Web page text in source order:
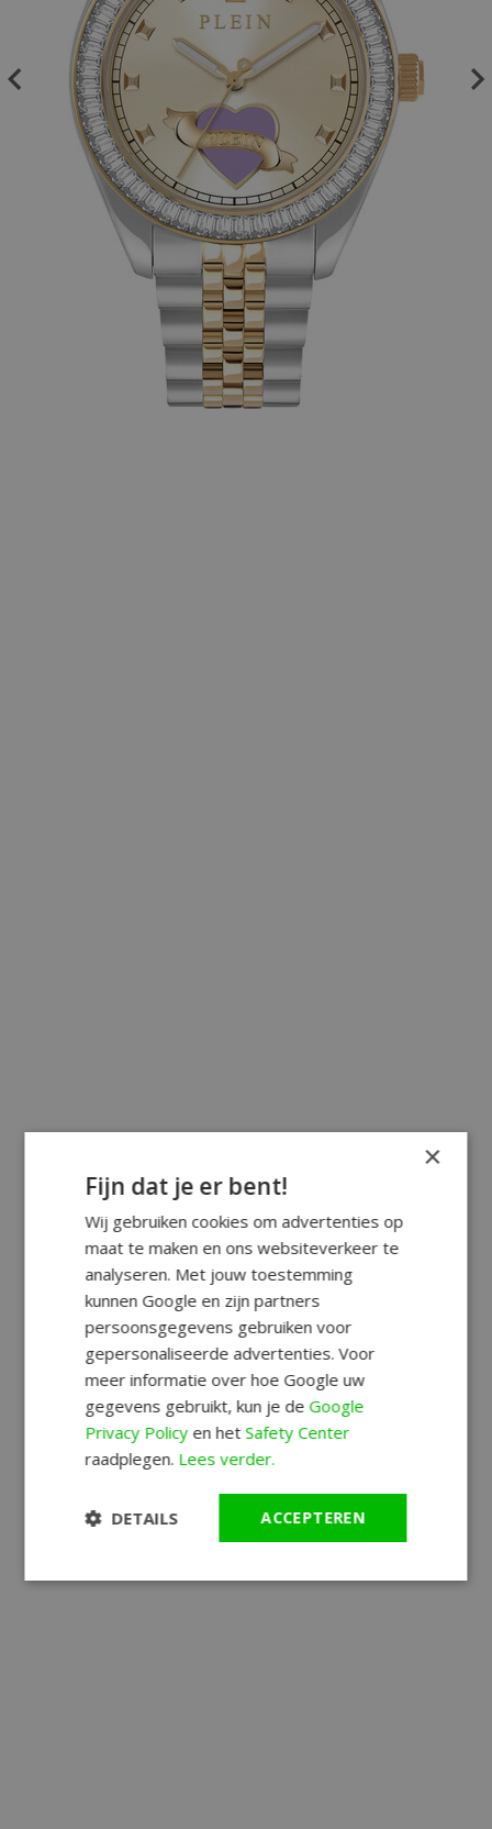
×
Fijn dat je er bent!
Wij gebruiken cookies om advertenties op
maat te maken en ons websiteverkeer te
analyseren. Met jouw toestemming
kunnen Google en zijn partners
persoonsgegevens gebruiken voor
gepersonaliseerde advertenties. Voor
meer informatie over hoe Google uw
gegevens gebruikt, kun je deGoogle
Privacy Policyen hetSafety Center
raadplegen. Lees verder.
ACCEPTEREN
DETAILS